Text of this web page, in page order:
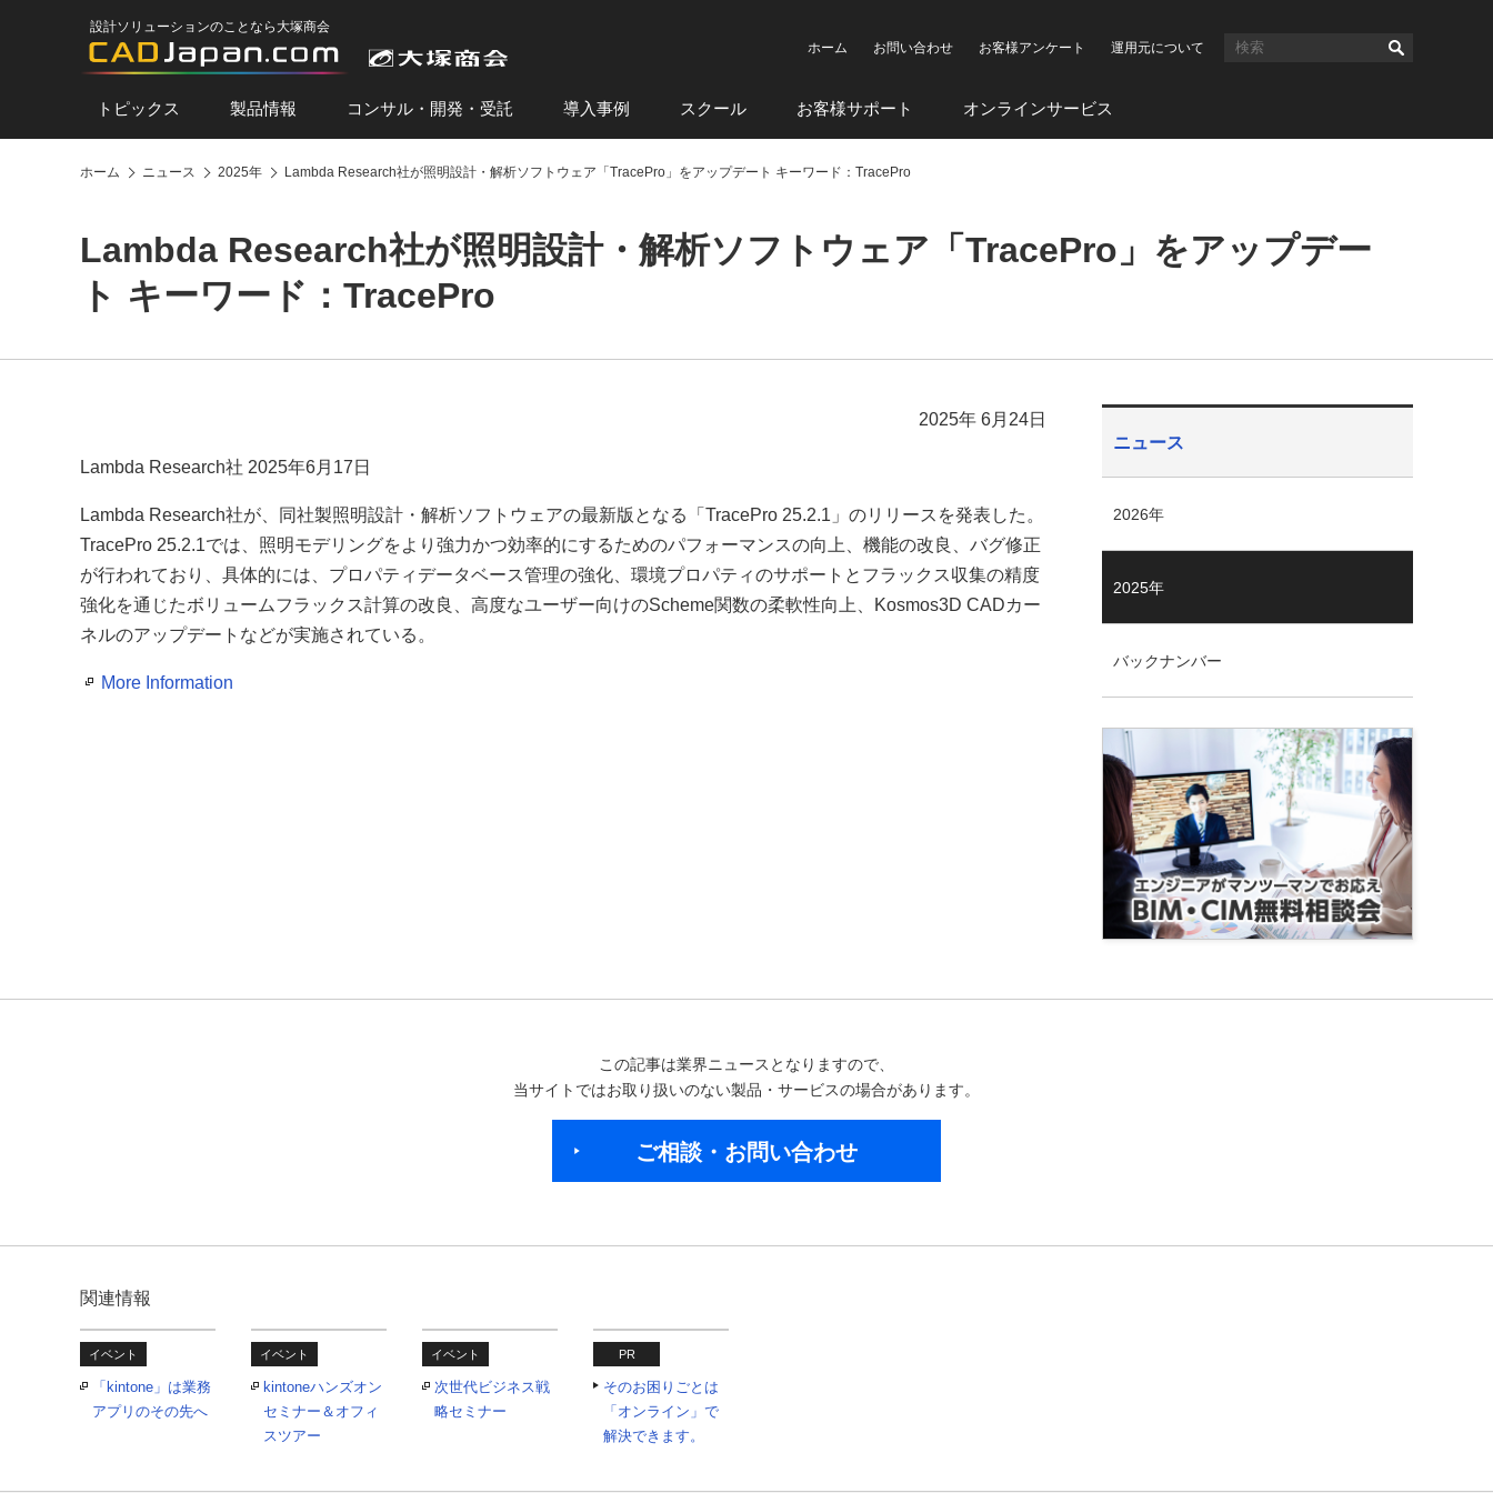
設計ソリューションのことなら大塚商会
ホーム
お問い合わせ お客様アンケート 運用元について
トピックス 製品情報 コンサル・開発・受託 導入事例 スクール お客様サポート オンラインサービス
ホーム ニュース 2025年 Lambda Research社が照明設計・解析ソフトウェア「TracePro」をアップデート キーワード：TracePro
Lambda Research社が照明設計・解析ソフトウェア「TracePro」をアップデー
ト キーワード：TracePro
2025年 6月24日
Lambda Research社 2025年6月17日
Lambda Research社が、同社製照明設計・解析ソフトウェアの最新版となる「TracePro 25.2.1」のリリースを発表した。
TracePro 25.2.1では、照明モデリングをより強力かつ効率的にするためのパフォーマンスの向上、機能の改良、バグ修正
が行われており、具体的には、プロパティデータベース管理の強化、環境プロパティのサポートとフラックス収集の精度
強化を通じたボリュームフラックス計算の改良、高度なユーザー向けのScheme関数の柔軟性向上、Kosmos3D CADカー
ネルのアップデートなどが実施されている。
More Information
この記事は業界ニュースとなりますので、
当サイトではお取り扱いのない製品・サービスの場合があります。
ご相談・お問い合わせ
関連情報
イベント
「kintone」は業務
アプリのその先へ
イベント
kintoneハンズオン
セミナー＆オフィ
スツアー
イベント
次世代ビジネス戦
略セミナー
PR
そのお困りごとは
「オンライン」で
解決できます。
ニュース
2026年
2025年
バックナンバー